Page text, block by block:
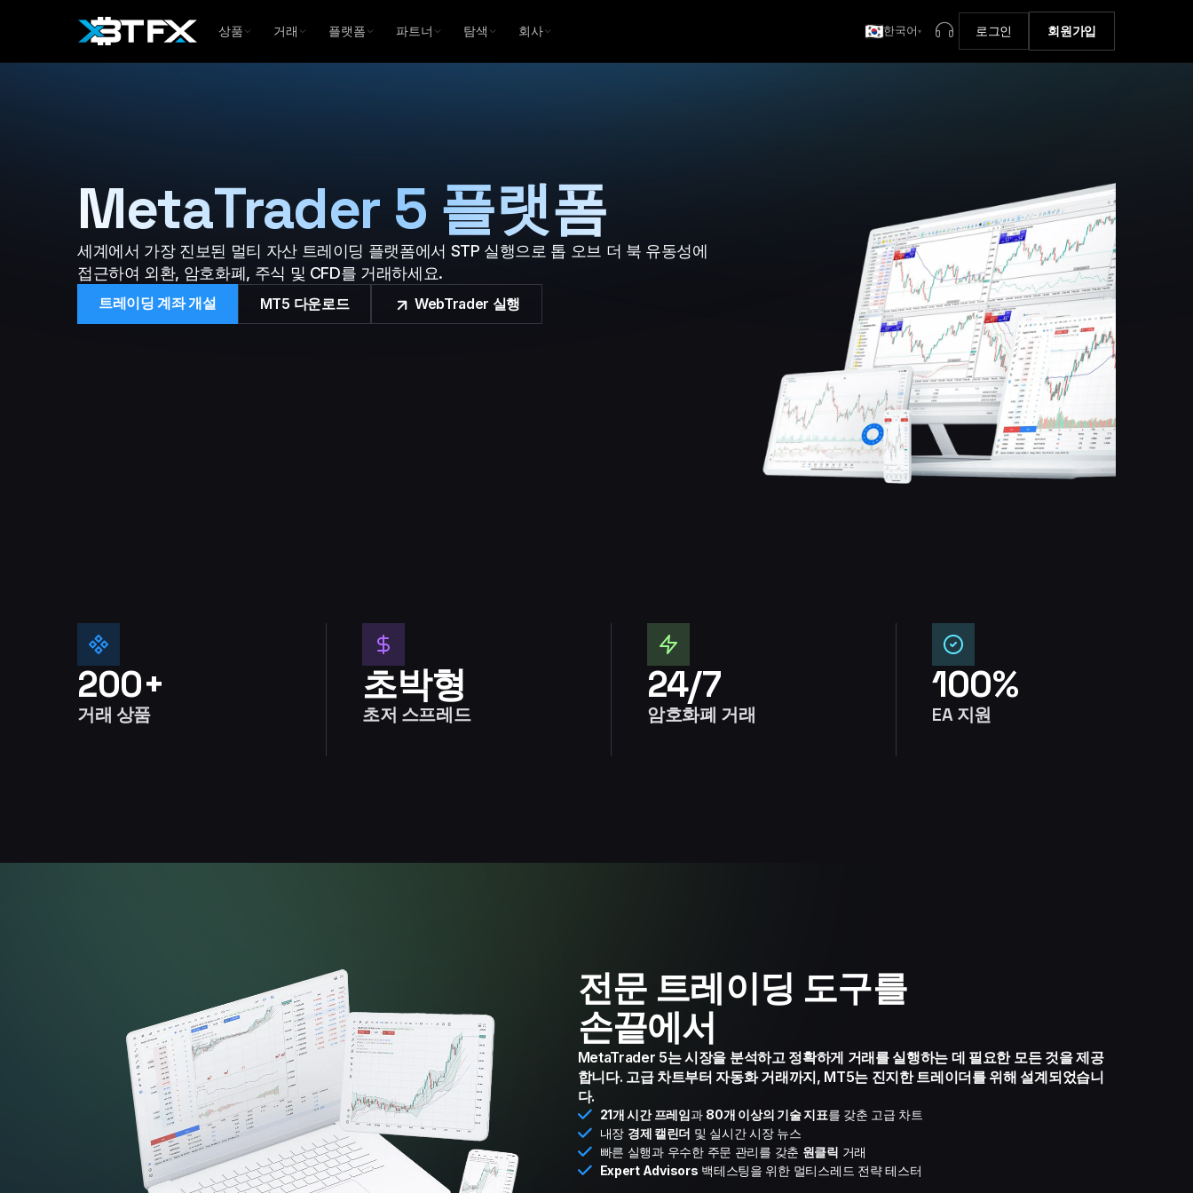
상품 거래 플랫폼 파트너 탐색 회사 한국어▾ 로그인 회원가입
MetaTrader 5 플랫폼
세계에서 가장 진보된 멀티 자산 트레이딩 플랫폼에서 STP 실행으로 톱 오브 더 북 유동성에
접근하여 외환, 암호화폐, 주식 및 CFD를 거래하세요.
트레이딩 계좌 개설 MT5 다운로드 WebTrader 실행
200+
거래 상품
초박형
초저 스프레드
24/7
암호화폐 거래
100%
EA 지원
전문 트레이딩 도구를
손끝에서
MetaTrader 5는 시장을 분석하고 정확하게 거래를 실행하는 데 필요한 모든 것을 제공
합니다. 고급 차트부터 자동화 거래까지, MT5는 진지한 트레이더를 위해 설계되었습니
다.
21개 시간 프레임과 80개 이상의 기술 지표를 갖춘 고급 차트
내장 경제 캘린더 및 실시간 시장 뉴스
빠른 실행과 우수한 주문 관리를 갖춘 원클릭 거래
Expert Advisors 백테스팅을 위한 멀티스레드 전략 테스터